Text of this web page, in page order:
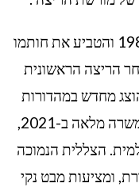
ה-550 המקורי הופיע לראשונה ב-1989 והטביע את חותמו
הריצה הראשונית
שהוצג מחדש במהדורות
מוגבלות בסוף 2020, וחזר להרכב במשרה מלאה ב-2021,
הצללית הנמוכה
המהודרת, ומציעות מבט נקי